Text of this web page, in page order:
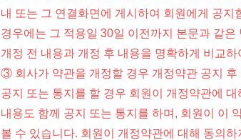
내 또는 그 연결화면에 게시하여 회원에게 공지
경우에는 그 적용일 30일 이전까지 본문과 같
개정 전 내용과 개정 후 내용을 명확하게 비교
③ 회사가 약관을 개정할 경우 개정약관 공지 후
공지 또는 통지를 할 경우 회원이 개정약관에
내용도 함께 공지 또는 통지를 하며, 회원이 이
볼 수 있습니다. 회원이 개정약관에 대해 동의